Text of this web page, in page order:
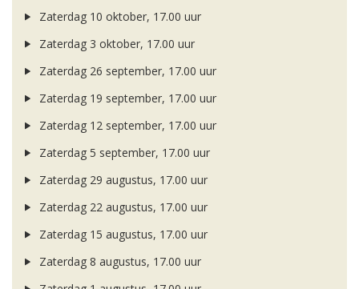
Zaterdag 10 oktober, 17.00 uur
Zaterdag 3 oktober, 17.00 uur
Zaterdag 26 september, 17.00 uur
Zaterdag 19 september, 17.00 uur
Zaterdag 12 september, 17.00 uur
Zaterdag 5 september, 17.00 uur
Zaterdag 29 augustus, 17.00 uur
Zaterdag 22 augustus, 17.00 uur
Zaterdag 15 augustus, 17.00 uur
Zaterdag 8 augustus, 17.00 uur